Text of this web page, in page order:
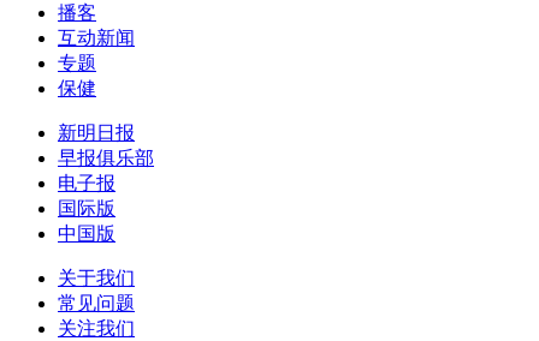
播客
互动新闻
专题
保健
新明日报
早报俱乐部
电子报
国际版
中国版
关于我们
常见问题
关注我们